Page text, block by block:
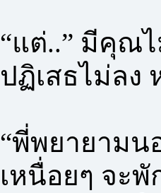
“แต่..” มีคุณ
ปฏิเสธไม่ลง
“พี่พยายามน
เหนื่อยๆ จะ